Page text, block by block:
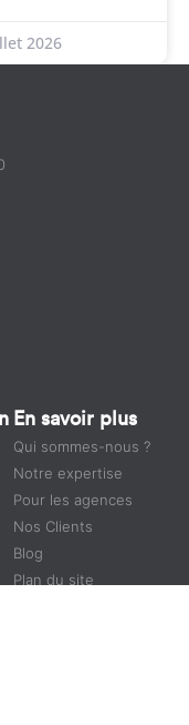
2026
En savoir plus
Qui sommes-nous ?
Notre expertise
Pour les agences
Nos Clients
Blog
Plan du site